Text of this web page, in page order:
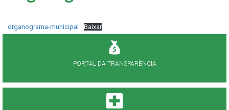
organograma-municipal Baixar
PORTAL DA TRANSPARÊNCIA